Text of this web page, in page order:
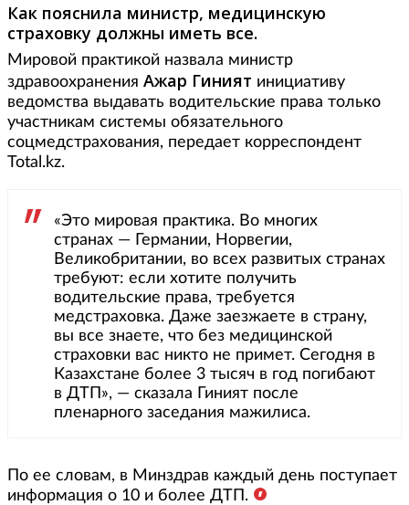
Как пояснила министр, медицинскую
страховку должны иметь все.
Мировой практикой назвала министр
здравоохранения Ажар Гиният инициативу
ведомства выдавать водительские права только
участникам системы обязательного
соцмедстрахования, передает корреспондент
Total.kz.
«Это мировая практика. Во многих
странах — Германии, Норвегии,
Великобритании, во всех развитых странах
требуют: если хотите получить
водительские права, требуется
медстраховка. Даже заезжаете в страну,
вы все знаете, что без медицинской
страховки вас никто не примет. Сегодня в
Казахстане более 3 тысяч в год погибают
в ДТП», — сказала Гиният после
пленарного заседания мажилиса.
По ее словам, в Минздрав каждый день поступает
информация о 10 и более ДТП.